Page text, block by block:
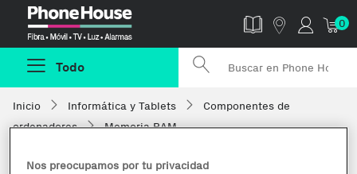
0
Todo
Inicio Informática y Tablets
Componentes de
ordenadores
Memoria RAM
Nos preocupamos por tu privacidad